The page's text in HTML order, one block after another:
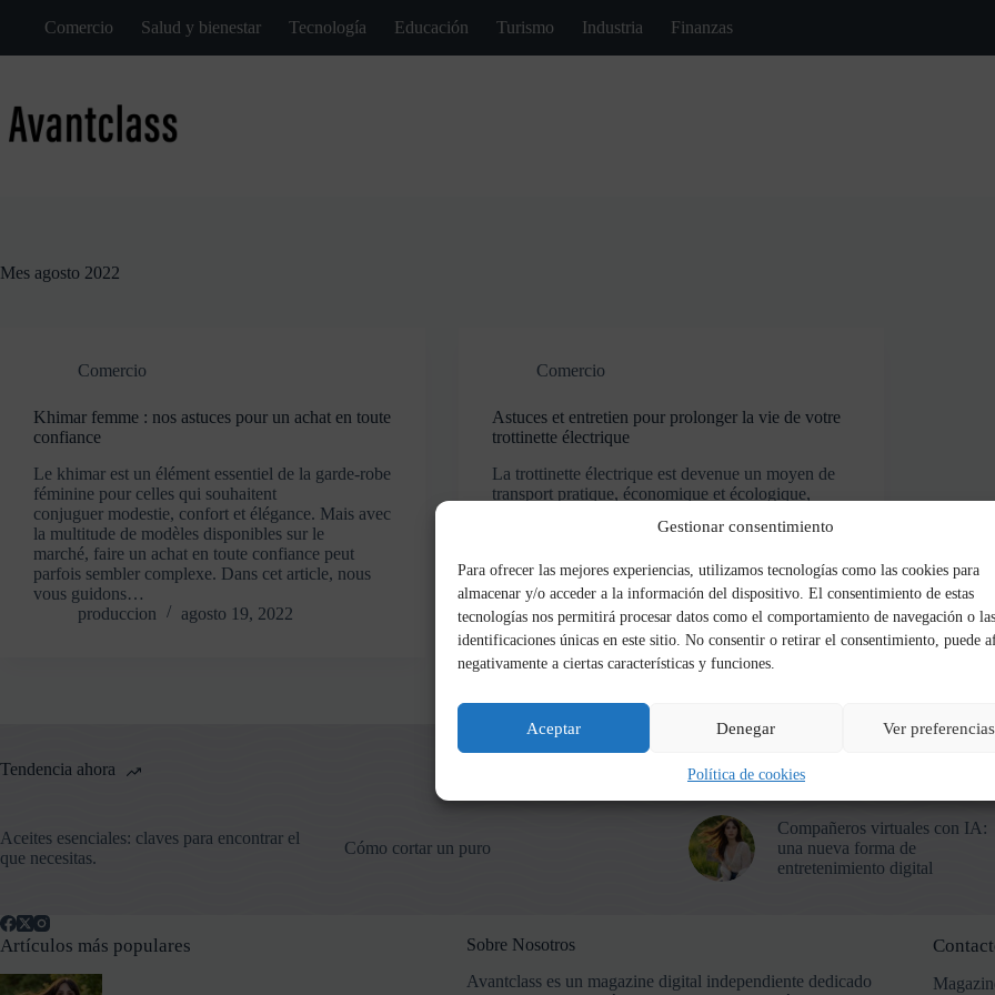
Gestionar consentimiento
Para ofrecer las mejores experiencias, utilizamos tecnologías como las cookies para
almacenar y/o acceder a la información del dispositivo. El consentimiento de estas
tecnologías nos permitirá procesar datos como el comportamiento de navegación o las
identificaciones únicas en este sitio. No consentir o retirar el consentimiento, puede
negativamente a ciertas características y funciones.
Aceptar Denegar Ver preferencias
Política de cookies
Comercio Salud y bienestar Tecnología Educación Turismo Industria Finanzas
Mes agosto 2022
Comercio
Khimar femme : nos astuces pour un achat en toute
confiance
Le khimar est un élément essentiel de la garde-robe
féminine pour celles qui souhaitent
conjuguer modestie, confort et élégance. Mais avec
la multitude de modèles disponibles sur le
marché, faire un achat en toute confiance peut
parfois sembler complexe. Dans cet article, nous
vous guidons…
produccion
agosto 19, 2022
Comercio
Astuces et entretien pour prolonger la vie de votre
trottinette électrique
La trottinette électrique est devenue un moyen de
transport pratique, économique et écologique,
véhicule, elle nécessite un entretien régulier et des
optimale et durer dans le temps. Dans cet…
produccion
agosto 19, 2022
Tendencia ahora
Aceites esenciales: claves para encontrar el
que necesitas.
Cómo cortar un puro
Compañeros virtuales con IA:
una nueva forma de
entretenimiento digital
Artículos más populares
Sobre Nosotros
Avantclass es un magazine digital independiente dedicado